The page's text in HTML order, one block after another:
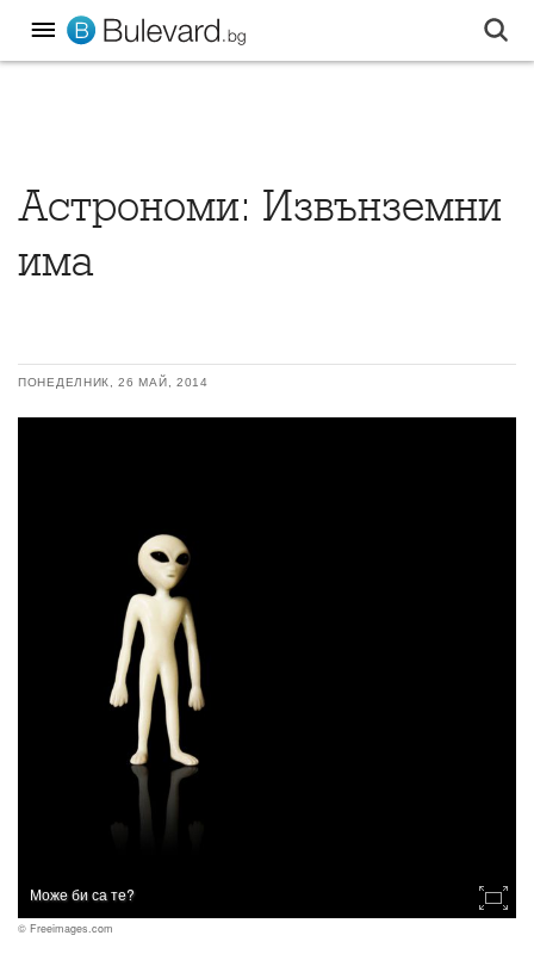
Астрономи: Извънземни
има
ПОНЕДЕЛНИК, 26 МАЙ, 2014
Може би са те?
© Freeimages.com